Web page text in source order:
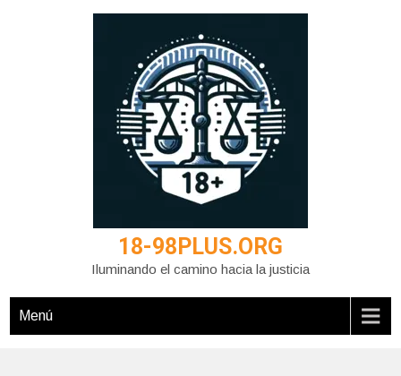
18-98PLUS.ORG
Iluminando el camino hacia la justicia
Menú